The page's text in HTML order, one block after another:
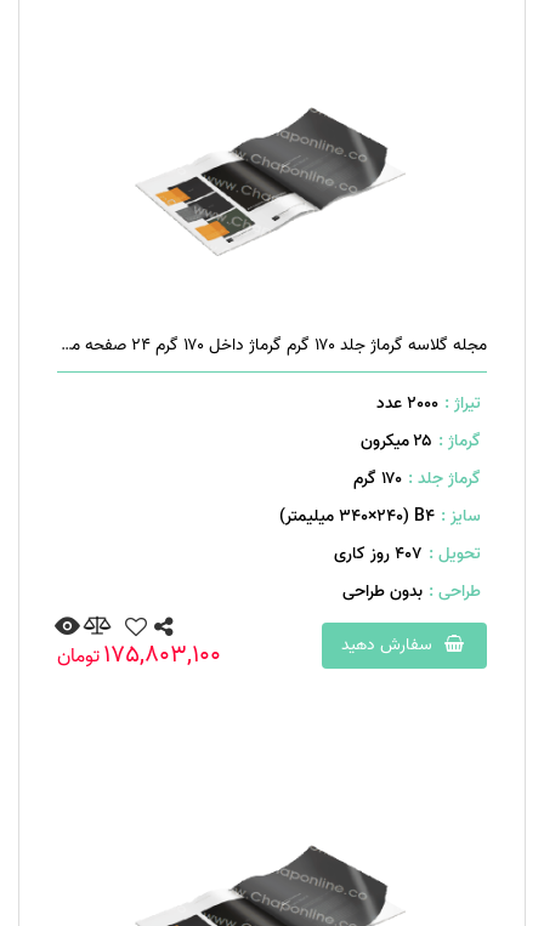
مجله گلاسه گرماژ جلد ۱۷۰ گرم گرماژ داخل ۱۷۰ گرم ۲۴ صفحه منگنه تخت
تیراژ : 2000 عدد
گرماژ : ۲۵ میکرون
گرماژ جلد : ۱۷۰ گرم
سایز : B۴ (۳۴۰×۲۴۰ میلیمتر)
تحویل : 407 روز کاری
طراحی : بدون طراحی
سفارش دهید
175,803,100تومان